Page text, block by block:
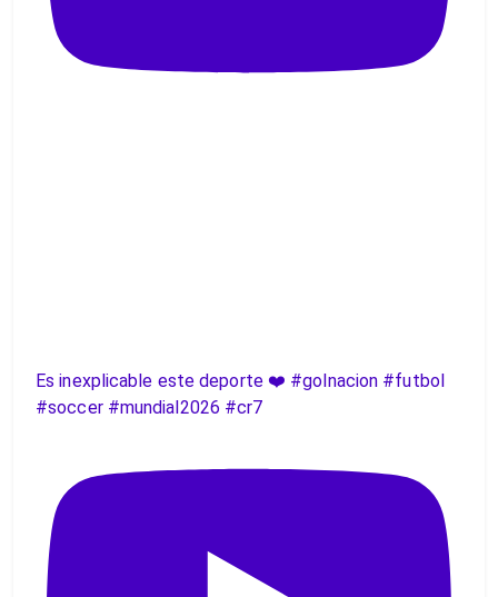
Es inexplicable este deporte ❤️ #golnacion #futbol
#soccer #mundial2026 #cr7